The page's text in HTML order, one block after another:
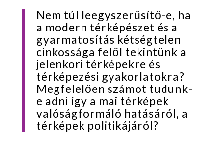
Nem túl leegyszerűsítő-e, ha
a modern térképészet és a
gyarmatosítás kétségtelen
cinkossága felől tekintünk a
jelenkori térképekre és
térképezési gyakorlatokra?
Megfelelően számot tudunk-
e adni így a mai térképek
valóságformáló hatásáról, a
térképek politikájáról?